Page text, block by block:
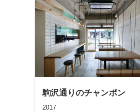
駒沢通りのチャンポン
2017